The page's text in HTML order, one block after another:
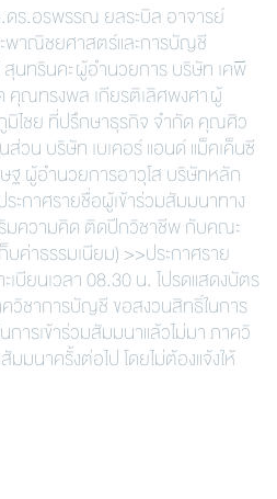
ร.อรพรรณ ยลระบิล อาจารย์
าณิชยศาสตร์และการบัญชี
ทรินคะ ผู้อำนวยการ บริษัท เคพี
ณทรงพล เกียรติเลิศพงศา ผู้
มิไชย ที่ปรึกษาธุรกิจ จำกัด คุณศิว
วน บริษัท เบเคอร์ แอนด์ แม็คเค็นซี
ผู้อำนวยการอาวุโส บริษัทหลัก
กาศรายชื่อผู้เข้าร่วมสัมมนาทาง
ริมความคิด ติดปีกวิชาชีพ กับคณะ
ค่าธรรมเนียม) >>ประกาศราย
บียนเวลา 08.30 น. โปรดแสดงบัตร
วิชาการบัญชี ขอสงวนสิทธิ์ในการ
ารเข้าร่วมสัมมนาแล้วไม่มา ภาควิ
มนาครั้งต่อไป โดยไม่ต้องแจ้งให้